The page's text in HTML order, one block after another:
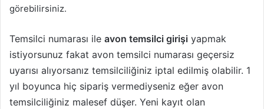
görebilirsiniz.
Temsilci numarası ile avon temsilci girişi yapmak
istiyorsunuz fakat avon temsilci numarası geçersiz
uyarısı alıyorsanız temsilciliğiniz iptal edilmiş olabilir. 1
yıl boyunca hiç sipariş vermediyseniz eğer avon
temsilciliğiniz malesef düşer. Yeni kayıt olan